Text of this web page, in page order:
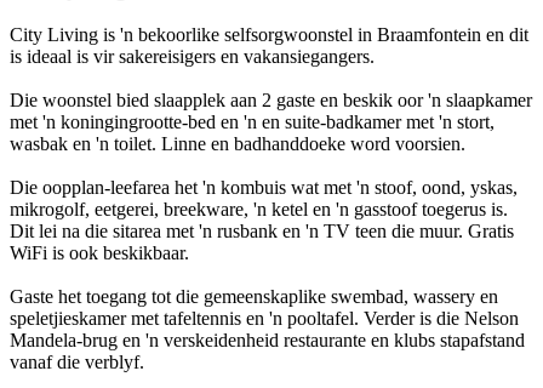
City Living is 'n bekoorlike selfsorgwoonstel in Braamfontein en dit
is ideaal is vir sakereisigers en vakansiegangers.
Die woonstel bied slaapplek aan 2 gaste en beskik oor 'n slaapkamer
met 'n koningingrootte-bed en 'n en suite-badkamer met 'n stort,
wasbak en 'n toilet. Linne en badhanddoeke word voorsien.
Die oopplan-leefarea het 'n kombuis wat met 'n stoof, oond, yskas,
mikrogolf, eetgerei, breekware, 'n ketel en 'n gasstoof toegerus is.
Dit lei na die sitarea met 'n rusbank en 'n TV teen die muur. Gratis
WiFi is ook beskikbaar.
Gaste het toegang tot die gemeenskaplike swembad, wassery en
speletjieskamer met tafeltennis en 'n pooltafel. Verder is die Nelson
Mandela-brug en 'n verskeidenheid restaurante en klubs stapafstand
vanaf die verblyf.